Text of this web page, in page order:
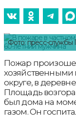
Фото: пресс-
Пожар
округе, в
Площадь
был дома на
газом. Он